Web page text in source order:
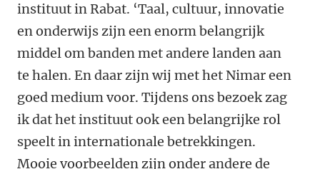
instituut in Rabat. ‘Taal, cultuur, innovatie
en onderwijs zijn een enorm belangrijk
middel om banden met andere landen aan
te halen. En daar zijn wij met het Nimar een
goed medium voor. Tijdens ons bezoek zag
ik dat het instituut ook een belangrijke rol
speelt in internationale betrekkingen.
Mooie voorbeelden zijn onder andere de